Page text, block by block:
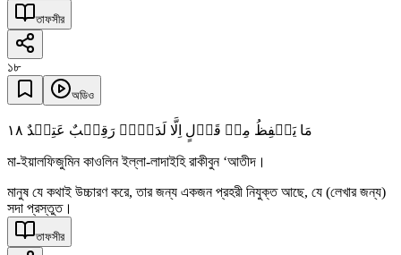
তাফসীর
১৮
অডিও
مَا یَلۡفِظُ مِنۡ قَوۡلٍ اِلَّا لَدَیۡہِ رَقِیۡبٌ عَتِیۡدٌ ١٨
মা-ইয়ালফিজুমিন কাওলিন ইল্লা-লাদাইহি রাকীবুন ‘আতীদ।
মানুষ যে কথাই উচ্চারণ করে, তার জন্য একজন প্রহরী নিযুক্ত আছে, যে (লেখার জন্য)
সদা প্রস্তুত।
তাফসীর